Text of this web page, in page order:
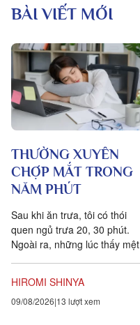
BÀI VIẾT MỚI
THƯỜNG XUYÊN
CHỢP MẮT TRONG
NĂM PHÚT
Sau khi ăn trưa, tôi có thói
quen ngủ trưa 20, 30 phút.
Ngoài ra, những lúc thấy mệt
HIROMI SHINYA
09/08/2026 13 lượt xem